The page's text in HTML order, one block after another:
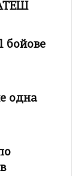
бойове
одна